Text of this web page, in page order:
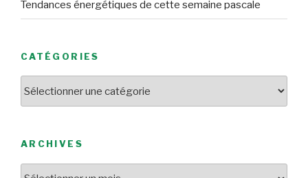
Tendances énergétiques de cette semaine pascale
CATÉGORIES
ARCHIVES